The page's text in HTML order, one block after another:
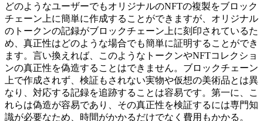
どのようなユーザーでもオリジナルのNFTの複製をブロック
チェーン上に簡単に作成することができますが、オリジナル
のトークンの記録がブロックチェーン上に刻印されているた
め、真正性はどのような場合でも簡単に証明することができ
ます。言い換えれば、このようなトークンやNFTコレクショ
ンの真正性を偽造することはできません。ブロックチェーン
上で作成されず、検証もされない実物や仮想の美術品とは異
なり、対応する記録を追跡することは容易です。第一に、こ
れらは偽造が容易であり、その真正性を検証するには専門知
識が必要なため、時間がかかるだけでなく費用もかかる。